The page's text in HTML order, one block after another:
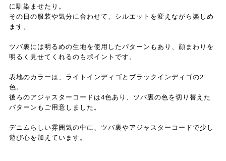
に馴染ませたり。
その日の服装や気分に合わせて、シルエットを変えながら楽しめ
ます。
ツバ裏には明るめの生地を使用したパターンもあり、顔まわりを
明るく見せてくれるのもポイントです。
表地のカラーは、ライトインディゴとブラックインディゴの2
色。
後ろのアジャスターコードは4色あり、ツバ裏の色を切り替えた
パターンもご用意しました。
デニムらしい雰囲気の中に、ツバ裏やアジャスターコードで少し
遊び心を加えています。